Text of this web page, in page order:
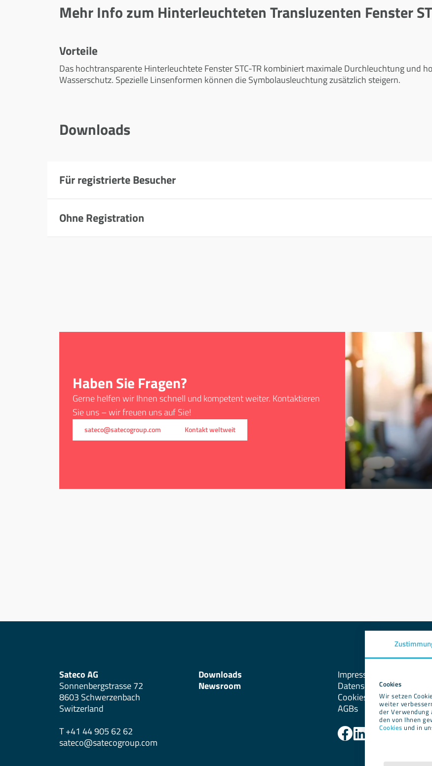
Cookies
Wir setzen
weiter
der Verwendung
den von Ihnen
Cookies und in
Mehr Info zum Hinterleuchteten Transluzenten Fenster
Vorteile
Das hochtransparente Hinterleuchtete Fenster STC-TR kombiniert maximale Durchleuchtung und
Wasserschutz. Spezielle Linsenformen können die Symbolausleuchtung zusätzlich steigern.
Downloads
Für registrierte Besucher
Ohne Registration
Haben Sie Fragen?
Gerne helfen wir Ihnen schnell und kompetent weiter. Kontaktieren
Sie uns – wir freuen uns auf Sie!
sateco@satecogroup.com Kontakt weltweit
Sateco AG
Sonnenbergstrasse 72
8603 Schwerzenbach
Switzerland
T +41 44 905 62 62
sateco@satecogroup.com
Downloads
Newsroom
Impressum
Datenschutz
Cookies
AGBs